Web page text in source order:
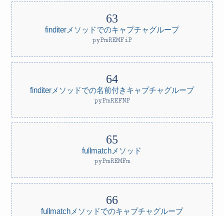
finditerメソッドでのキャプチャグループ
pyPmREMFiP
finditerメソッドでの名前付きキャプチャグループ
pyPmREFNP
fullmatchメソッド
pyPmREMFm
fullmatchメソッドでのキャプチャグループ